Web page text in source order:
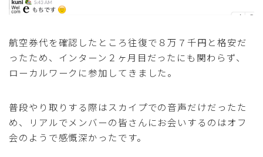
航空券代を確認したところ往復で８万７千円と格安だ
ったため、インターン２ヶ月目だったにも関わらず、
ローカルワークに参加してきました。
普段やり取りする際はスカイプでの音声だけだったた
め、リアルでメンバーの皆さんにお会いするのはオフ
会のようで感慨深かったです。